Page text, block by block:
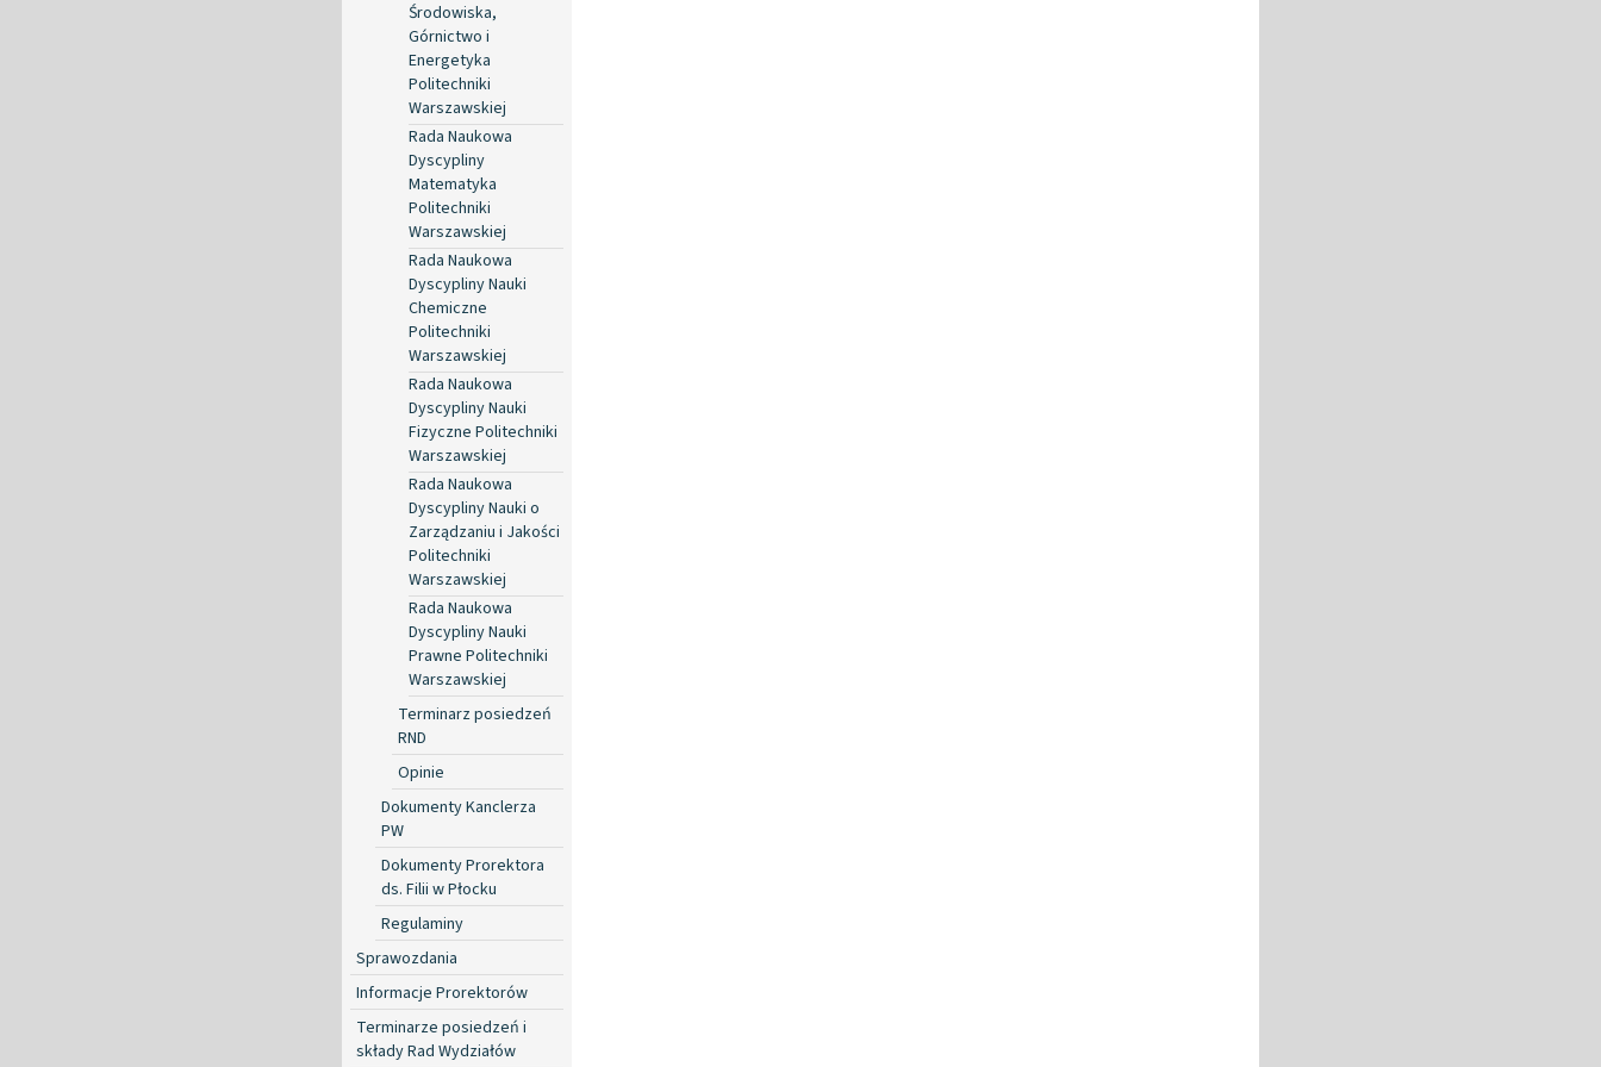
Środowiska,
Górnictwo i
Energetyka
Politechniki
Warszawskiej
Rada Naukowa
Dyscypliny
Matematyka
Politechniki
Warszawskiej
Rada Naukowa
Dyscypliny Nauki
Chemiczne
Politechniki
Warszawskiej
Rada Naukowa
Dyscypliny Nauki
Fizyczne Politechniki
Warszawskiej
Rada Naukowa
Dyscypliny Nauki o
Zarządzaniu i Jakości
Politechniki
Warszawskiej
Rada Naukowa
Dyscypliny Nauki
Prawne Politechniki
Warszawskiej
Terminarz posiedzeń
RND
Opinie
Dokumenty Kanclerza
PW
Dokumenty Prorektora
ds. Filii w Płocku
Regulaminy
Sprawozdania
Informacje Prorektorów
Terminarze posiedzeń i
składy Rad Wydziałów